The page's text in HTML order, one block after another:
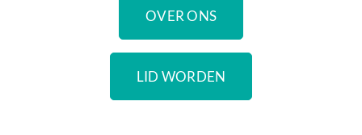
OVER ONS
LID WORDEN